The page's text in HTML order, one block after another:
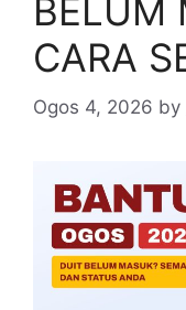
BELUM
CARA
Ogos 4, 2026 by